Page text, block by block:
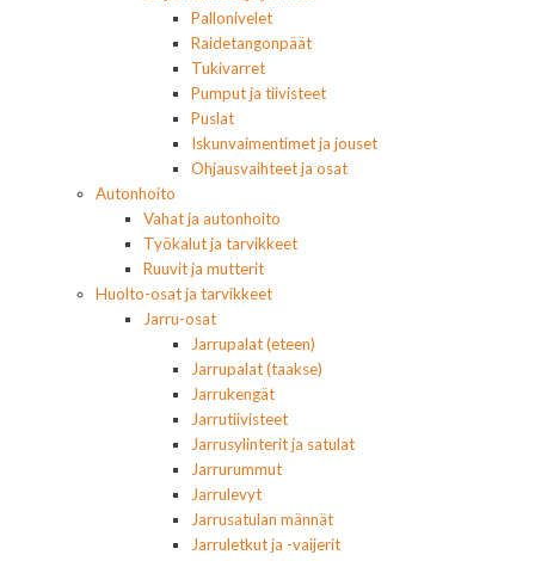
Pallonivelet
Raidetangonpäät
Tukivarret
Pumput ja tiivisteet
Puslat
Iskunvaimentimet ja jouset
Ohjausvaihteet ja osat
Autonhoito
Vahat ja autonhoito
Työkalut ja tarvikkeet
Ruuvit ja mutterit
Huolto-osat ja tarvikkeet
Jarru-osat
Jarrupalat (eteen)
Jarrupalat (taakse)
Jarrukengät
Jarrutiivisteet
Jarrusylinterit ja satulat
Jarrurummut
Jarrulevyt
Jarrusatulan männät
Jarruletkut ja -vaijerit